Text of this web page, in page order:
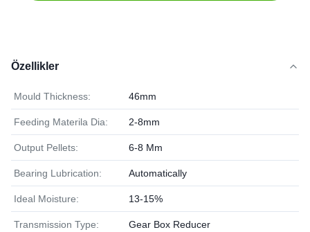
Özellikler
Mould Thickness: 46mm
Feeding Materila Dia: 2-8mm
Output Pellets: 6-8 Mm
Bearing Lubrication: Automatically
Ideal Moisture: 13-15%
Transmission Type: Gear Box Reducer